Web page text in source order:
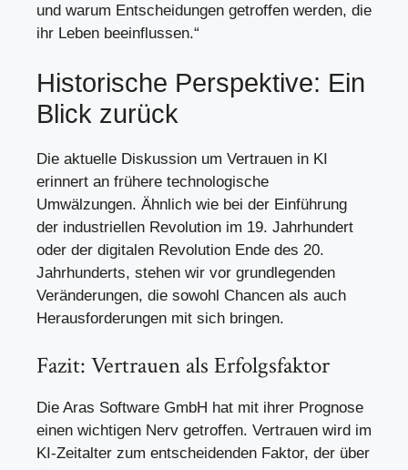
und warum Entscheidungen getroffen werden, die
ihr Leben beeinflussen.“
Historische Perspektive: Ein
Blick zurück
Die aktuelle Diskussion um Vertrauen in KI
erinnert an frühere technologische
Umwälzungen. Ähnlich wie bei der Einführung
der industriellen Revolution im 19. Jahrhundert
oder der digitalen Revolution Ende des 20.
Jahrhunderts, stehen wir vor grundlegenden
Veränderungen, die sowohl Chancen als auch
Herausforderungen mit sich bringen.
Fazit: Vertrauen als Erfolgsfaktor
Die Aras Software GmbH hat mit ihrer Prognose
einen wichtigen Nerv getroffen. Vertrauen wird im
KI-Zeitalter zum entscheidenden Faktor, der über